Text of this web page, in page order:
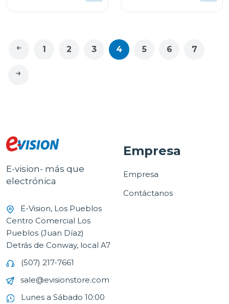
1 2 3 4 5 6 7
E-vision- más que
electrónica
E-Vision, Los Pueblos
Centro Comercial Los
Pueblos (Juan Díaz)
Detrás de Conway, local A7
(507) 217-7661
sale@evisionstore.com
Lunes a Sábado 10:00
Empresa
Empresa
Contáctanos